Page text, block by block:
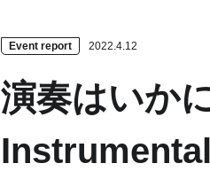
Home
About
Events
Event report 2022.4.12
演奏はいか